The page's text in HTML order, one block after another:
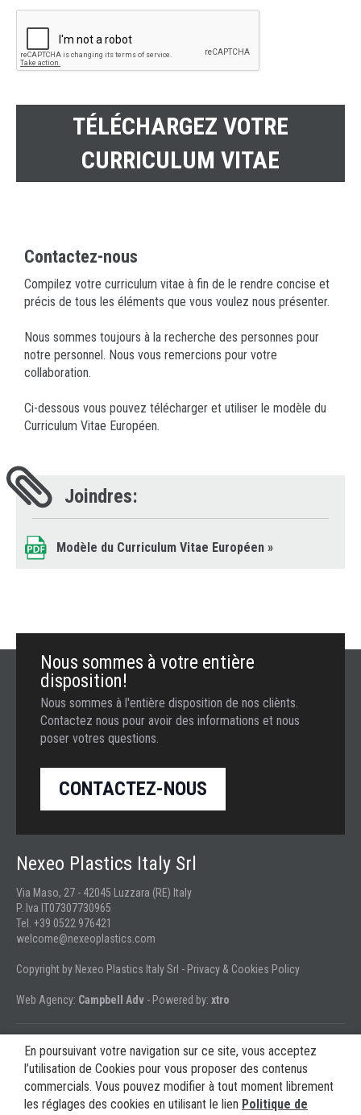
TÉLÉCHARGEZ VOTRE
CURRICULUM VITAE
Contactez-nous
Compilez votre curriculum vitae à fin de le rendre concise et
précis de tous les éléments que vous voulez nous présenter.
Nous sommes toujours à la recherche des personnes pour
notre personnel. Nous vous remercions pour votre
collaboration.
Ci-dessous vous pouvez télécharger et utiliser le modèle du
Curriculum Vitae Européen.
Joindres:
Modèle du Curriculum Vitae Européen »
Nous sommes à votre entière
disposition!
Nous sommes à l'entière disposition de nos cliènts.
Contactez nous pour avoir des informations et nous
poser votres questions.
CONTACTEZ-NOUS
Nexeo Plastics Italy Srl
Via Maso, 27 - 42045 Luzzara (RE) Italy
P. Iva IT07307730965
Tel. +39 0522 976421
welcome@nexeoplastics.com
Copyright by Nexeo Plastics Italy Srl - Privacy & Cookies Policy
Web Agency: Campbell Adv - Powered by: xtro
Suivez-nous:
En poursuivant votre navigation sur ce site, vous acceptez
l’utilisation de Cookies pour vous proposer des contenus
commercials. Vous pouvez modifier à tout moment librement
les réglages des cookies en utilisant le lien Politique de